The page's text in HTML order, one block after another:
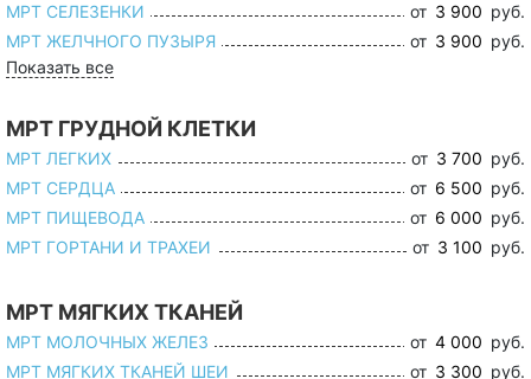
МРТ СЕЛЕЗЕНКИ
от 3 900 руб.
МРТ ЖЕЛЧНОГО ПУЗЫРЯ
от 3 900 руб.
Показать все
МРТ ГРУДНОЙ КЛЕТКИ
МРТ ЛЕГКИХ от 3 700 руб.
МРТ СЕРДЦА
от 6 500 руб.
МРТ ПИЩЕВОДА
от 6 000 руб.
МРТ ГОРТАНИ И ТРАХЕИ
от 3 100 руб.
МРТ МЯГКИХ ТКАНЕЙ
МРТ МОЛОЧНЫХ ЖЕЛЕЗ от 4 000 руб.
МРТ МЯГКИХ ТКАНЕЙ ШЕИ
от 3 300 руб.